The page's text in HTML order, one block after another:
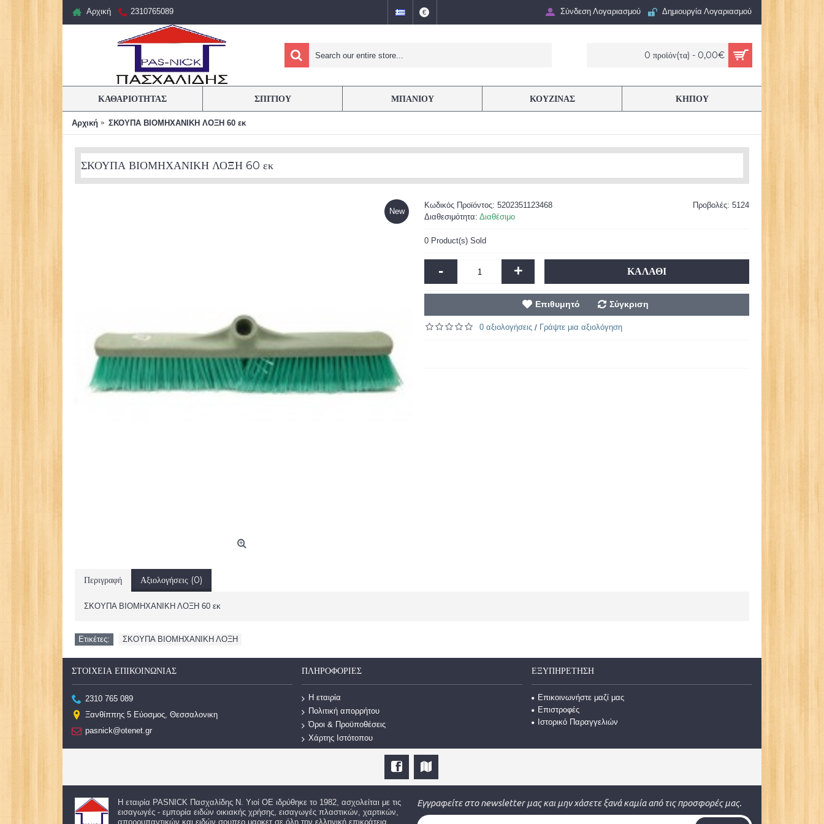
Αρχική 2310765089 € Σύνδεση Λογαριασμού Δημιουργία Λογαριασμού
0 προϊόν(τα) - 0,00€
ΚΑΘΑΡΙΟΤΗΤΑΣ ΣΠΙΤΙΟΥ ΜΠΑΝΙΟΥ ΚΟΥΖΙΝΑΣ ΚΗΠΟΥ
Αρχική ΣΚΟΥΠΑ ΒΙΟΜΗΧΑΝΙΚΗ ΛΟΞΗ 60 εκ
ΣΚΟΥΠΑ ΒΙΟΜΗΧΑΝΙΚΗ ΛΟΞΗ 60 εκ
New
Προβολές: 5124
Κωδικός Προϊόντος: 5202351123468
Διαθεσιμότητα: Διαθέσιμο
0 Product(s) Sold
- + ΚΑΛΆΘΙ
Επιθυμητό Σύγκριση
0 αξιολογήσεις / Γράψτε μια αξιολόγηση
Περιγραφή Αξιολογήσεις (0)
ΣΚΟΥΠΑ ΒΙΟΜΗΧΑΝΙΚΗ ΛΟΞΗ 60 εκ
Ετικέτες: ΣΚΟΥΠΑ ΒΙΟΜΗΧΑΝΙΚΗ ΛΟΞΗ
ΣΤΟΙΧΕΊΑ ΕΠΙΚΟΙΝΩΝΊΑΣ
2310 765 089
Ξανθίππης 5 Εύοσμος, Θεσσαλονικη
pasnick@otenet.gr
ΠΛΗΡΟΦΟΡΙΕΣ
Η εταιρία
Πολιτική απορρήτου
Όροι & Προϋποθέσεις
Χάρτης Ιστότοπου
ΕΞΥΠΗΡΈΤΗΣΗ
Επικοινωνήστε μαζί μας
Επιστροφές
Ιστορικό Παραγγελιών
Η εταιρία PASNICK Πασχαλίδης Ν. Υιοί ΟΕ ιδρύθηκε το 1982, ασχολείται με τις
εισαγωγές - εμπορία ειδών οικιακής χρήσης, εισαγωγές πλαστικών, χαρτικών,
απορρυπαντικών και ειδών σουπερ μαρκετ σε όλη την ελληνική επικράτεια.
Εγγραφείτε στο newsletter μας και μην χάσετε ξανά καμία από τις προσφορές μας.